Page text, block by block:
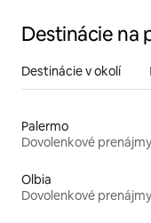
Destinácie na
Destinácie v okolí
Palermo
Dovolenkové prenájmy
Olbia
Dovolenkové prenájmy